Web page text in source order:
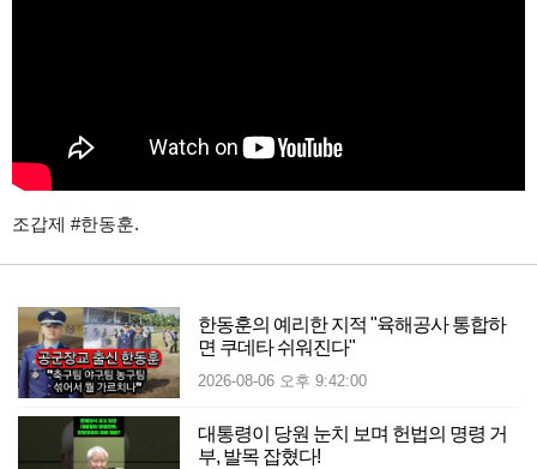
조갑제 #한동훈.
한동훈의 예리한 지적 "육해공사 통합하
면 쿠데타 쉬워진다"
2026-08-06 오후 9:42:00
대통령이 당원 눈치 보며 헌법의 명령 거
부, 발목 잡혔다!